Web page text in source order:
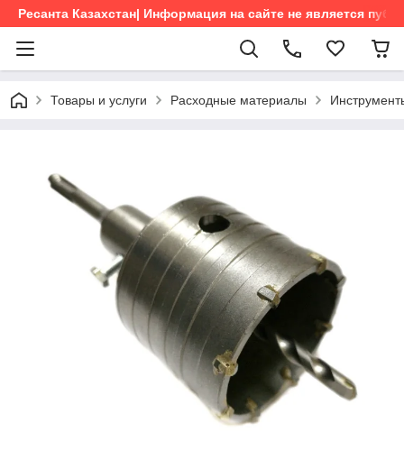
Ресанта Казахстан| Информация на сайте не является
Товары и услуги Расходные материалы